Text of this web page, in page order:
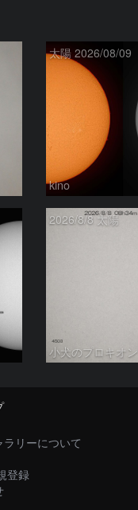
太陽 2026/08/09
kino
2026/8/8 太陽
小犬のプロキオン
リーについて
登録